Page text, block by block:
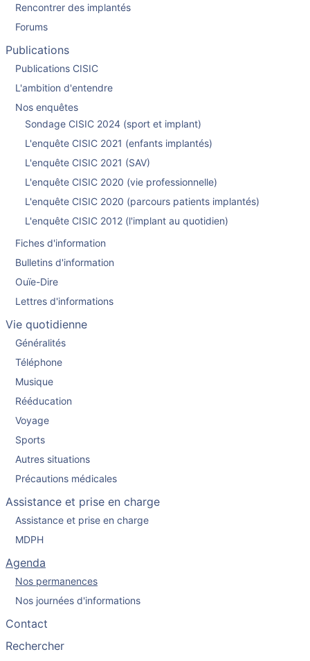
Rencontrer des implantés
Forums
Publications
Publications CISIC
L'ambition d'entendre
Nos enquêtes
Sondage CISIC 2024 (sport et implant)
L'enquête CISIC 2021 (enfants implantés)
L'enquête CISIC 2021 (SAV)
L'enquête CISIC 2020 (vie professionnelle)
L'enquête CISIC 2020 (parcours patients implantés)
L'enquête CISIC 2012 (l'implant au quotidien)
Fiches d'information
Bulletins d'information
Ouïe-Dire
Lettres d'informations
Vie quotidienne
Généralités
Téléphone
Musique
Rééducation
Voyage
Sports
Autres situations
Précautions médicales
Assistance et prise en charge
Assistance et prise en charge
MDPH
Agenda
Nos permanences
Nos journées d'informations
Contact
Rechercher